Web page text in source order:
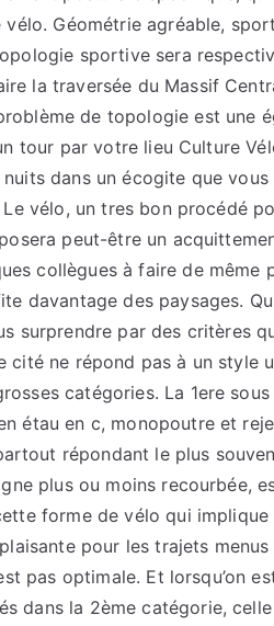
Géométrie agréable,
sportive sera
la traversée du Massif
de topologie est une
tour par votre lieu Culture
dans un écogite que vous
vélo, un tres bon procédé
peut-être un
collègues à faire de même
davantage des paysages.
surprendre par des critères
ne répond pas à un style
catégories. La 1ere
étau en c, monopoutre et
répondant le plus
plus ou moins recourbée,
forme de vélo qui implique
pour les trajets
pas optimale. Et lorsqu’on
dans la 2ème catégorie,